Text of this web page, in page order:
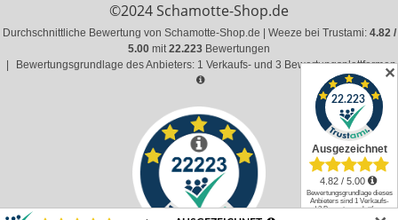
©2024 Schamotte-Shop.de
Durchschnittliche Bewertung von Schamotte-Shop.de | Weeze bei Trustami: 4.82 /
5.00 mit22.223 Bewertungen
Bewertungsgrundlage des Anbieters: 1 Verkaufs- und 3 Bewertungsplattformen
✕